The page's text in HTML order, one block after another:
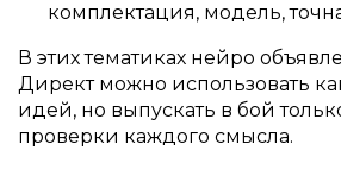
комплектация, модель,
В этих тематиках нейро
Директ можно использовать
идей, но выпускать в бой
проверки каждого смысла.